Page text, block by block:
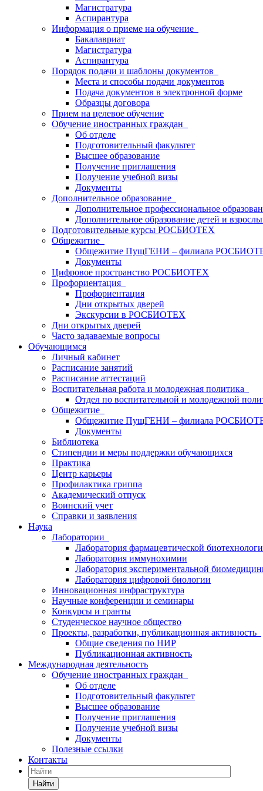
Магистратура
Аспирантура
Информация о приеме на обучение
Бакалавриат
Магистратура
Аспирантура
Порядок подачи и шаблоны документов
Места и способы подачи документов
Подача документов в электронной форме
Образцы договора
Прием на целевое обучение
Обучение иностранных граждан
Об отделе
Подготовительный факультет
Высшее образование
Получение приглашения
Получение учебной визы
Документы
Дополнительное образование
Дополнительное профессиональное
Дополнительное образование детей и
Подготовительные курсы РОСБИОТЕХ
Общежитие
Общежитие ПущГЕНИ – филиала
Документы
Цифровое пространство РОСБИОТЕХ
Профориентация
Профориентация
Дни открытых дверей
Экскурсии в РОСБИОТЕХ
Дни открытых дверей
Часто задаваемые вопросы
Обучающимся
Личный кабинет
Расписание занятий
Расписание аттестаций
Воспитательная работа и молодежная политика
Отдел по воспитательной и молодежной
Общежитие
Общежитие ПущГЕНИ – филиала
Документы
Библиотека
Стипендии и меры поддержки обучающихся
Практика
Центр карьеры
Профилактика гриппа
Академический отпуск
Воинский учет
Справки и заявления
Наука
Лаборатории
Лаборатория фармацевтической
Лаборатория иммунохимии
Лаборатория экспериментальной
Лаборатория цифровой биологии
Инновационная инфраструктура
Научные конференции и семинары
Конкурсы и гранты
Студенческое научное общество
Проекты, разработки, публикационная активность
Общие сведения по НИР
Публикационная активность
Международная деятельность
Обучение иностранных граждан
Об отделе
Подготовительный факультет
Высшее образование
Получение приглашения
Получение учебной визы
Документы
Полезные ссылки
Контакты
Найти